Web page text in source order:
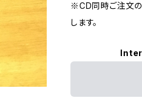
※CD同時ご注文
します。